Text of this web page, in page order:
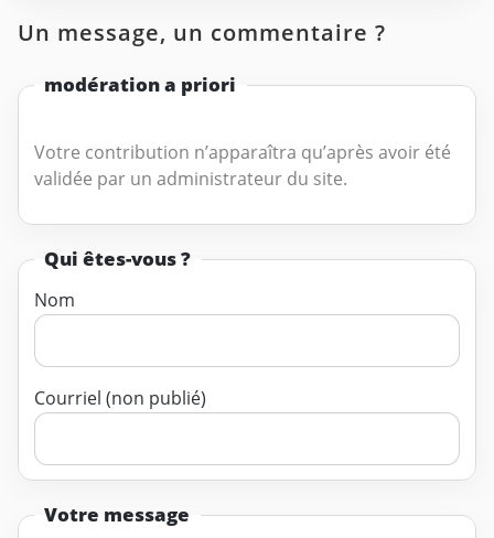
Un message, un commentaire ?
modération a priori
Votre contribution n’apparaîtra qu’après avoir été
validée par un administrateur du site.
Qui êtes-vous ?
Nom
Courriel (non publié)
Votre message